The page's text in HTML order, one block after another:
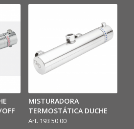
MISTURADORA
TERMOSTÁTICA DUCHE
Art. 193 50 00